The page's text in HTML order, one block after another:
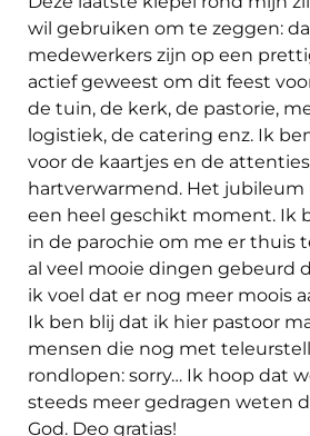
wil gebruiken om te zeggen:
medewerkers zijn op een
actief geweest om dit feest
de tuin, de kerk, de pastorie,
logistiek, de catering enz. Ik
voor de kaartjes en de
hartverwarmend. Het
een heel geschikt moment. Ik
in de parochie om me er thuis
al veel mooie dingen gebeurd
ik voel dat er nog meer moois
Ik ben blij dat ik hier pastoor
mensen die nog met
rondlopen: sorry… Ik hoop dat
steeds meer gedragen weten
God. Deo gratias!